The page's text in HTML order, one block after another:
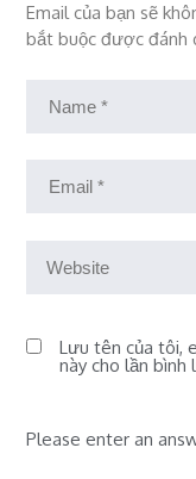
Email của bạn sẽ
bắt buộc được đánh
Lưu tên của tôi,
này cho lần bình
Please enter an